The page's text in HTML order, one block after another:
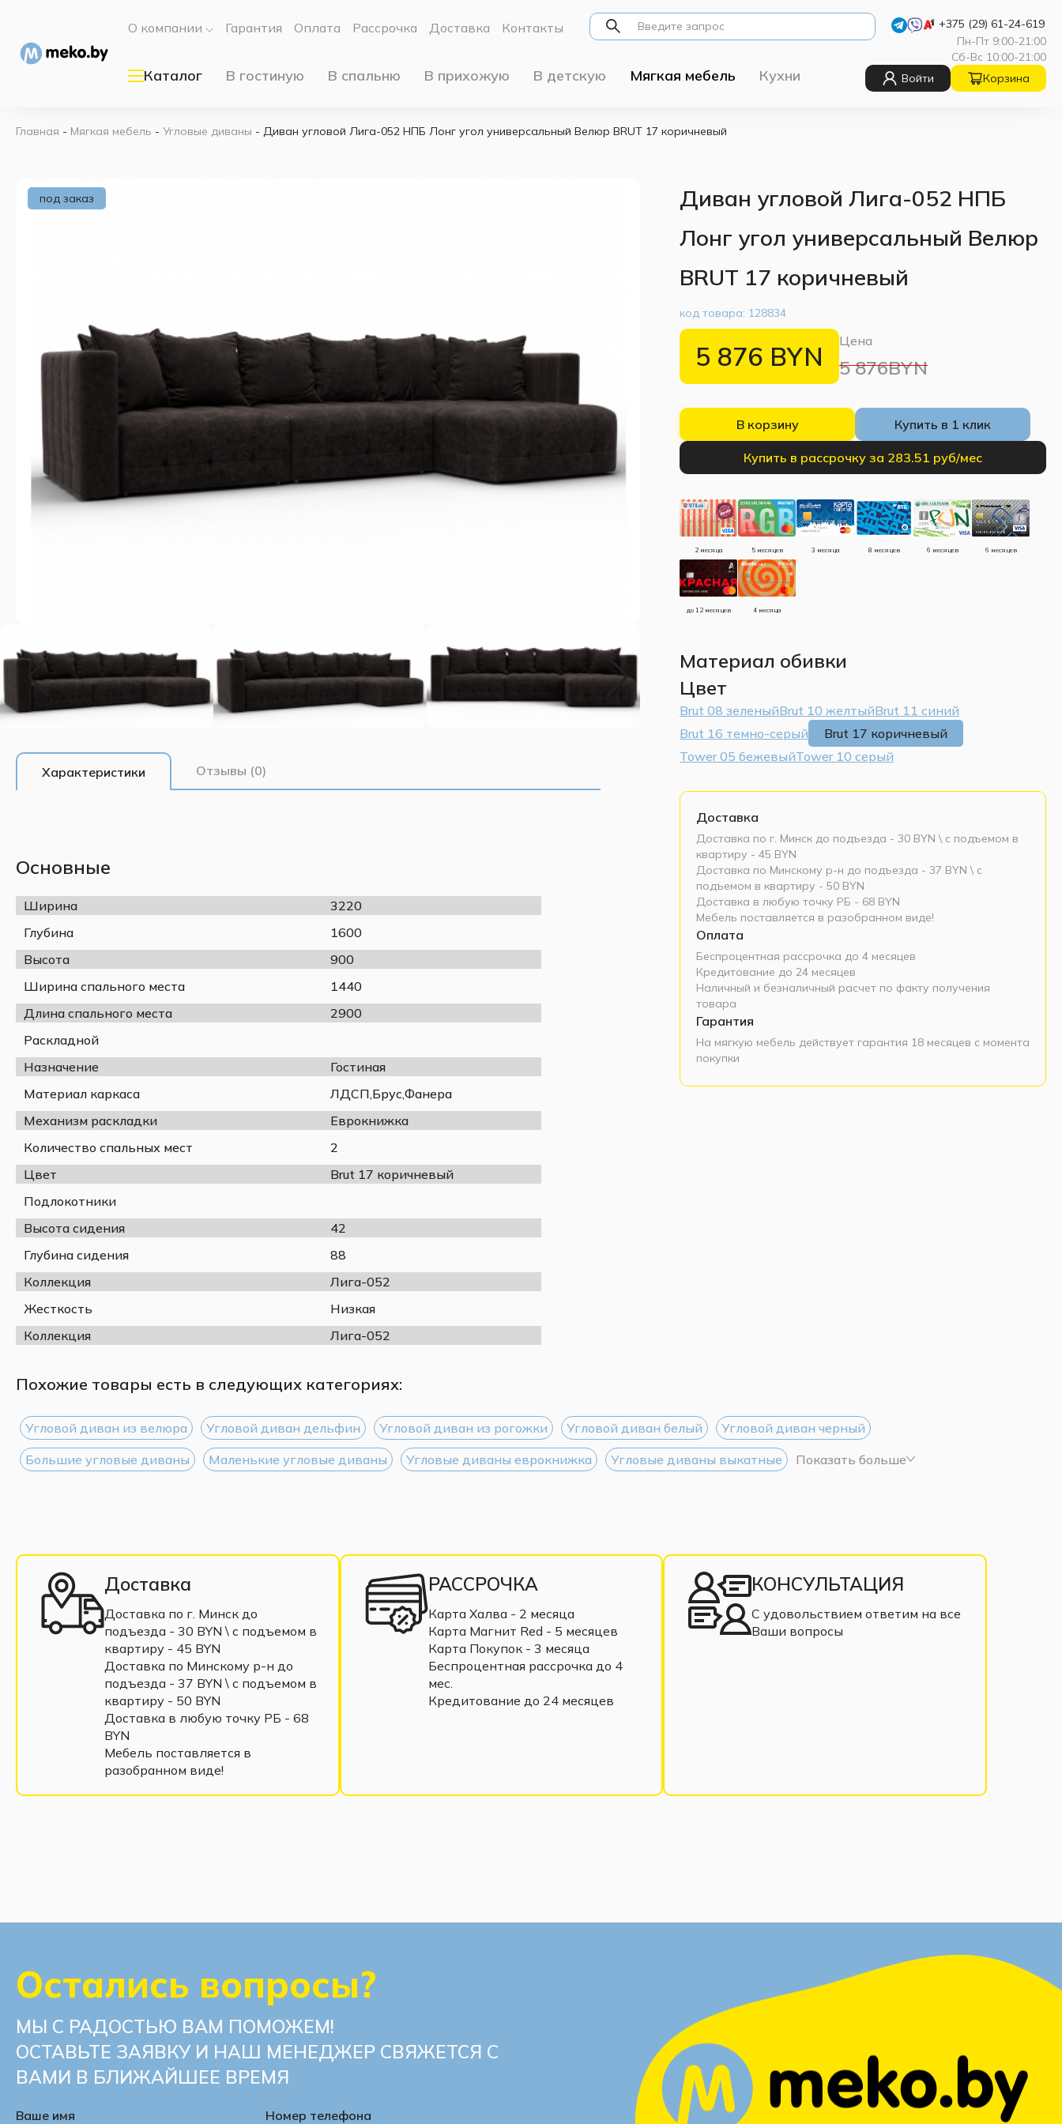
О компании Гарантия Оплата Рассрочка Доставка Контакты
+375 (29) 61-24-619
Пн-Пт 9:00-21:00
Сб-Вс 10:00-21:00
Каталог В гостиную В спальню В прихожую В детскую Мягкая мебель Кухни Войти Корзина
Главная - Мягкая мебель - Угловые диваны - Диван угловой Лига-052 НПБ Лонг угол универсальный Велюр BRUT 17 коричневый
под заказ
Характеристики Отзывы (0)
Основные
Ширина
3220
Глубина
1600
Высота
900
Ширина спального места
1440
Длина спального места
2900
Раскладной
Назначение
Гостиная
Материал каркаса
ЛДСП,Брус,Фанера
Механизм раскладки
Еврокнижка
Количество спальных мест
2
Цвет
Brut 17 коричневый
Подлокотники
Высота сидения
42
Глубина сидения
88
Коллекция
Лига-052
Жесткость
Низкая
Коллекция
Лига-052
Диван угловой Лига-052 НПБ
Лонг угол универсальный Велюр
BRUT 17 коричневый
код товара: 128834
5 876 BYN Цена
5 876BYN
В корзину Купить в 1 клик
Купить в рассрочку за 283.51 руб/мес
2 месяца 5 месяцев 3 месяца 8 месяцев 6 месяцев 6 месяцев
до 12 месяцев 4 месяца
Материал обивки
Цвет
Brut 08 зеленыйBrut 10 желтыйBrut 11 синий
Brut 16 темно-серый
Brut 17 коричневый
Tower 05 бежевыйTower 10 серый
Доставка
Доставка по г. Минск до подъезда - 30 BYN \ c подъемом в
квартиру - 45 BYN
Доставка по Минскому р-н до подъезда - 37 BYN \ c
подъемом в квартиру - 50 BYN
Доставка в любую точку РБ - 68 BYN
Мебель поставляется в разобранном виде!
Оплата
Беспроцентная рассрочка до 4 месяцев
Кредитование до 24 месяцев
Наличный и безналичный расчет по факту получения
товара
Гарантия
На мягкую мебель действует гарантия 18 месяцев с момента
покупки
Похожие товары есть в следующих категориях:
Угловой диван из велюра Угловой диван дельфин Угловой диван из рогожки Угловой диван белый
Угловой диван черный
Большие угловые диваны
Маленькие угловые диваны Угловые диваны еврокнижка Угловые диваны выкатные Показать больше
Доставка
Доставка по г. Минск до
подъезда - 30 BYN \ c подъемом в
квартиру - 45 BYN
Доставка по Минскому р-н до
подъезда - 37 BYN \ c подъемом в
квартиру - 50 BYN
Доставка в любую точку РБ - 68
BYN
Мебель поставляется в
разобранном виде!
РАССРОЧКА
Карта Халва - 2 месяца
Карта Магнит Red - 5 месяцев
Карта Покупок - 3 месяца
Беспроцентная рассрочка до 4
мес.
Кредитование до 24 месяцев
КОНСУЛЬТАЦИЯ
С удовольствием ответим на все
Ваши вопросы
Остались вопросы?
МЫ С РАДОСТЬЮ ВАМ ПОМОЖЕМ!
ОСТАВЬТЕ ЗАЯВКУ И НАШ МЕНЕДЖЕР СВЯЖЕТСЯ С
ВАМИ В БЛИЖАЙШЕЕ ВРЕМЯ
Ваше имя Номер телефона